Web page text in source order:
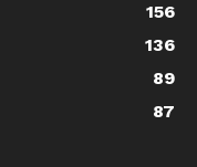
156
136
89
87